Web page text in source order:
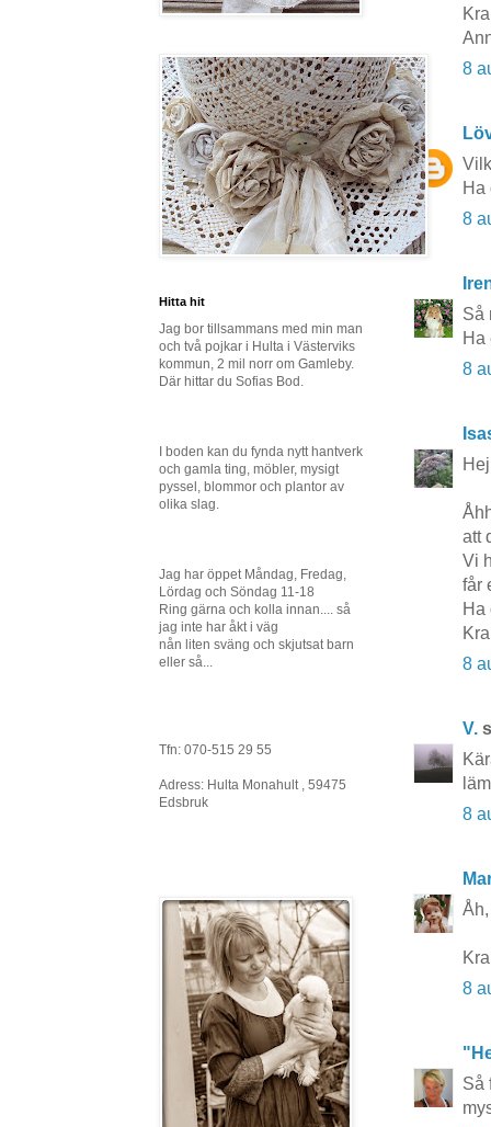
8
Ha
8
Så
Ha
8
att
Vi
får
Ha
8
V.
8
8
Så
Hitta hit
Jag bor tillsammans med min man
och två pojkar i Hulta i Västerviks
kommun, 2 mil norr om Gamleby.
Där hittar du Sofias Bod.
I boden kan du fynda nytt hantverk
och gamla ting, möbler, mysigt
pyssel, blommor och plantor av
olika slag.
Jag har öppet Måndag, Fredag,
Lördag och Söndag 11-18
Ring gärna och kolla innan.... så
jag inte har åkt i väg
nån liten sväng och skjutsat barn
eller så...
Tfn: 070-515 29 55
Adress: Hulta Monahult , 59475
Edsbruk